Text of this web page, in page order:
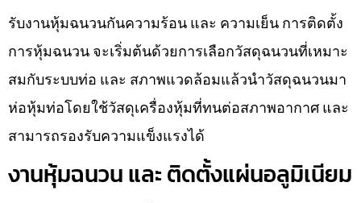
รับงานหุ้มฉนวนกันความร้อน และ ความเย็น การติดตั้ง
การหุ้มฉนวน จะเริ่มต้นด้วยการเลือกวัสดุฉนวนที่เหมาะ
สมกับระบบท่อ และ สภาพแวดล้อมแล้วนำวัสดุฉนวนมา
ห่อหุ้มท่อโดยใช้วัสดุเครื่องหุ้มที่ทนต่อสภาพอากาศ และ
สามารถรองรับความแข็งแรงได้
งานหุ้มฉนวน และ ติดตั้งแผ่นอลูมิเนียม